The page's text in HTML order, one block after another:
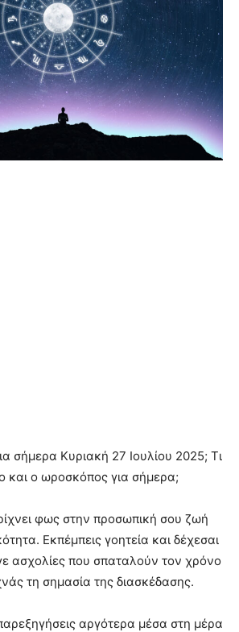
σήμερα Κυριακή 27 Ιουλίου 2025; Τι
και ο ωροσκόπος για σήμερα;
φως στην προσωπική σου ζωή
Εκπέμπεις γοητεία και δέχεσαι
ασχολίες που σπαταλούν τον χρόνο
τη σημασία της διασκέδασης.
αργότερα μέσα στη μέρα